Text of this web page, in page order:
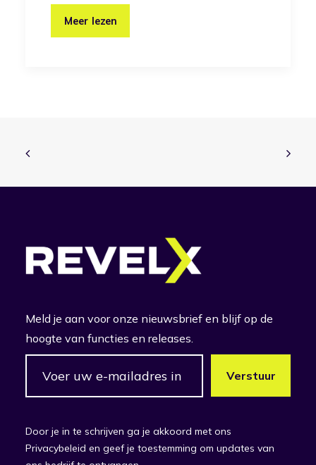
Meer lezen
Meld je aan voor onze nieuwsbrief en blijf op de
hoogte van functies en releases.
Door je in te schrijven ga je akkoord met ons
Privacybeleid en geef je toestemming om updates van